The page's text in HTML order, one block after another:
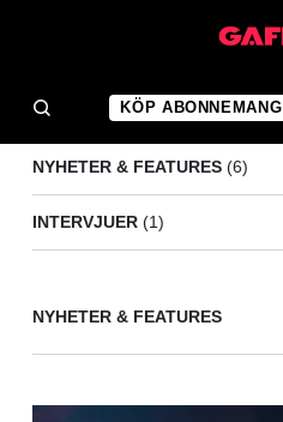
KÖP ABONNEMANG
NYHETER & FEATURES (6)
INTERVJUER (1)
NYHETER & FEATURES